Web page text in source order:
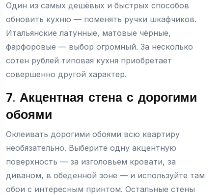
Один из самых дешёвых и быстрых способов
обновить кухню — поменять ручки шкафчиков.
Итальянские латунные, матовые чёрные,
фарфоровые — выбор огромный. За несколько
сотен рублей типовая кухня приобретает
совершенно другой характер.
7. Акцентная стена с дорогими
обоями
Оклеивать дорогими обоями всю квартиру
необязательно. Выберите одну акцентную
поверхность — за изголовьем кровати, за
диваном, в обеденной зоне — и используйте там
обои с интересным принтом. Остальные стены